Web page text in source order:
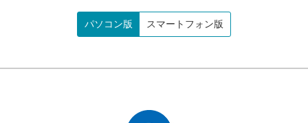
パソコン版 スマートフォン版